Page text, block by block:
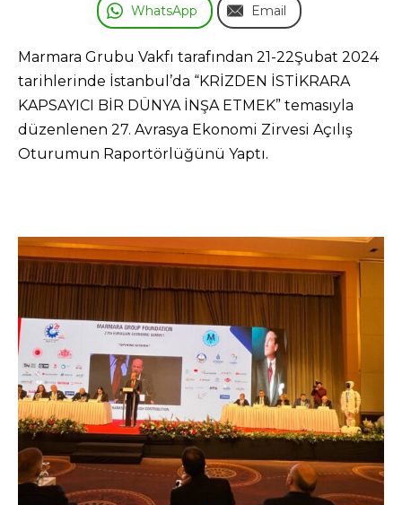
WhatsApp Email
Marmara Grubu Vakfı tarafından 21-22Şubat 2024
tarihlerinde İstanbul’da “KRİZDEN İSTİKRARA
KAPSAYICI BİR DÜNYA İNŞA ETMEK” temasıyla
düzenlenen 27. Avrasya Ekonomi Zirvesi Açılış
Oturumun Raportörlüğünü Yaptı.